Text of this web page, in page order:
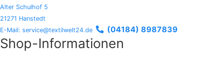
Alter Schulhof 5
21271 Hanstedt
E-Mail: service@textilwelt24.de
(04184) 8987839
Shop-Informationen